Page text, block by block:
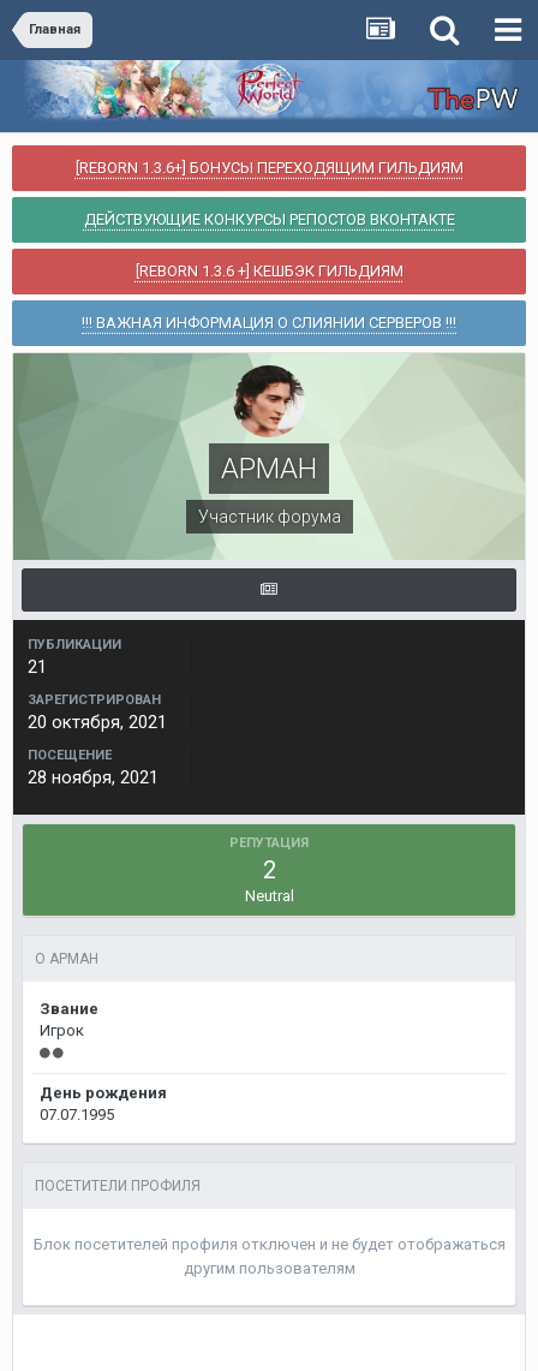
Главная
[REBORN 1.3.6+] БОНУСЫ ПЕРЕХОДЯЩИМ ГИЛЬДИЯМ
ДЕЙСТВУЮЩИЕ КОНКУРСЫ РЕПОСТОВ ВКОНТАКТЕ
[REBORN 1.3.6 +] КЕШБЭК ГИЛЬДИЯМ
!!! ВАЖНАЯ ИНФОРМАЦИЯ О СЛИЯНИИ СЕРВЕРОВ !!!
АРМАН
Участник форума
ПУБЛИКАЦИИ
21
ЗАРЕГИСТРИРОВАН
20 октября, 2021
ПОСЕЩЕНИЕ
28 ноября, 2021
РЕПУТАЦИЯ
2
Neutral
О АРМАН
Звание
Игрок
День рождения
07.07.1995
ПОСЕТИТЕЛИ ПРОФИЛЯ
Блок посетителей профиля отключен и не будет отображаться
другим пользователям